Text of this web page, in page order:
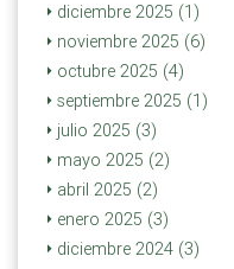
diciembre 2025 (1)
noviembre 2025 (6)
octubre 2025 (4)
septiembre 2025 (1)
julio 2025 (3)
mayo 2025 (2)
abril 2025 (2)
enero 2025 (3)
diciembre 2024 (3)